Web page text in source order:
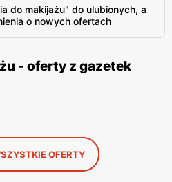
do makijażu" do ulubionych, a
o nowych ofertach
- oferty z gazetek
OFERTY